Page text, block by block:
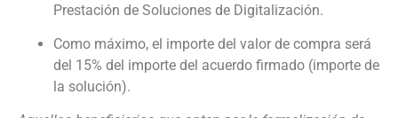
Prestación de Soluciones de Digitalización.
Como máximo, el importe del valor de compra será
del 15% del importe del acuerdo firmado (importe de
la solución).